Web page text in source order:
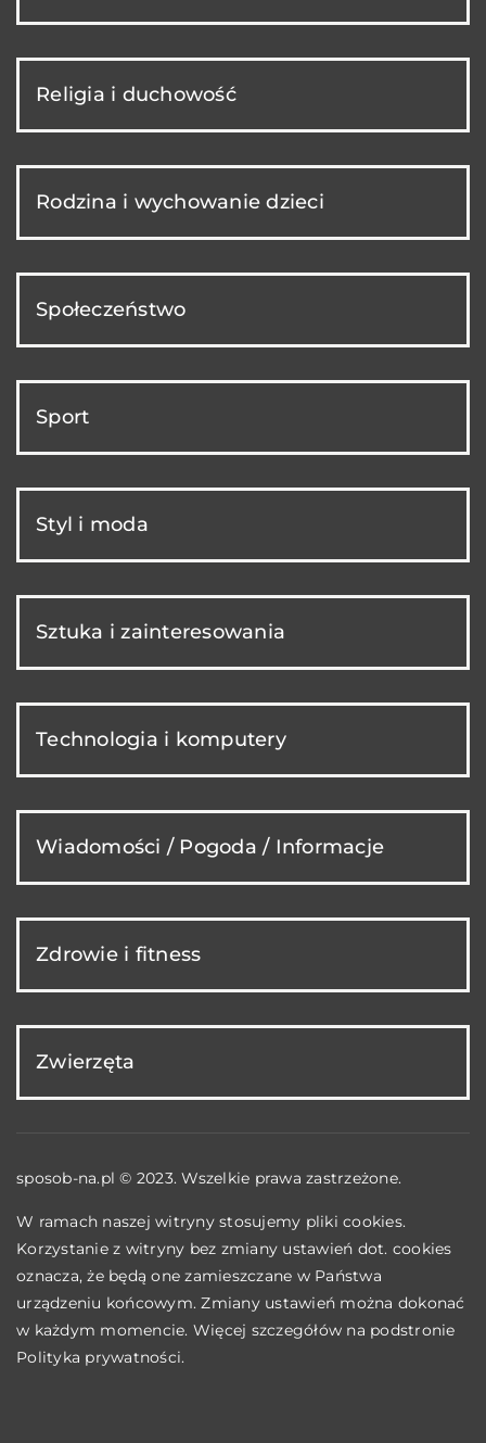
Religia i duchowość
Rodzina i wychowanie dzieci
Społeczeństwo
Sport
Styl i moda
Sztuka i zainteresowania
Technologia i komputery
Wiadomości / Pogoda / Informacje
Zdrowie i fitness
Zwierzęta
sposob-na.pl © 2023. Wszelkie prawa zastrzeżone.
W ramach naszej witryny stosujemy pliki cookies.
Korzystanie z witryny bez zmiany ustawień dot. cookies
oznacza, że będą one zamieszczane w Państwa
urządzeniu końcowym. Zmiany ustawień można dokonać
w każdym momencie. Więcej szczegółów na podstronie
Polityka prywatności.